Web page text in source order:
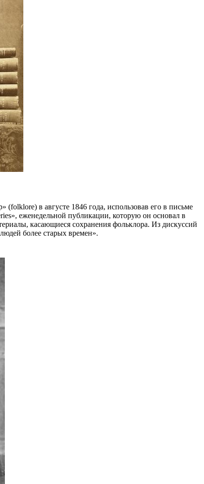
в августе 1846 года, использовав его в письме
еженедельной публикации, которую он основал в
касающиеся сохранения фольклора. Из дискуссий
более старых времен».